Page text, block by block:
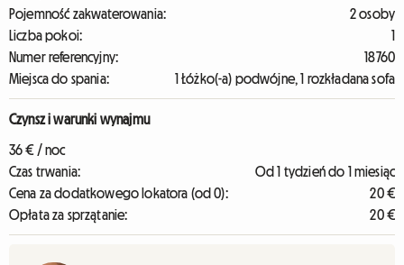
Pojemność zakwaterowania:
2 osoby
Liczba pokoi:
1
Numer referencyjny:
18760
Miejsca do spania:
1 Łóżko(-a) podwójne, 1 rozkładana sofa
Czynsz i warunki wynajmu
36 € / noc
Czas trwania:
Od 1 tydzień do 1 miesiąc
Cena za dodatkowego lokatora (od 0):
20 €
Opłata za sprzątanie:
20 €